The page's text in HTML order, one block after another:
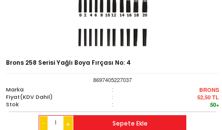
Brons 258 Serisi Yağlı Boya Fırçası No: 4
8697405227037
Marka
: BRONS
Fiyat(KDV Dahil) : 52,50 TL
Stok : 50+
- + Sepete Ekle